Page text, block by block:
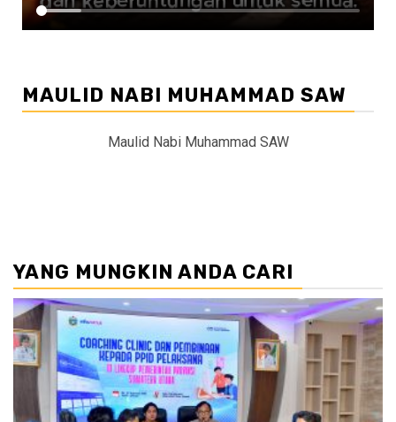
MAULID NABI MUHAMMAD SAW
Maulid Nabi Muhammad SAW
YANG MUNGKIN ANDA CARI